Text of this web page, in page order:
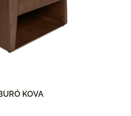
KOVA